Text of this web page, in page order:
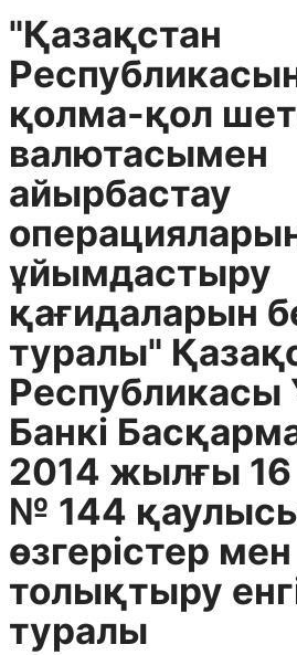
"Қазақстан
қолма-қол
валютасымен
айырбастау
ұйымдастыру
қағидаларын
туралы"
Республикасы
Банкі
2014 жылғы 16
№ 144
өзгерістер мен
толықтыру
туралы